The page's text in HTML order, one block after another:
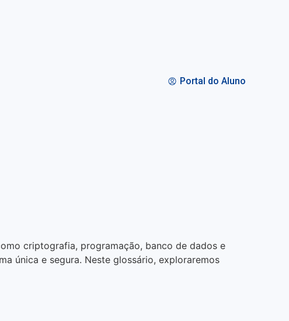
Portal do Aluno
criptografia, programação, banco de dados e
única e segura. Neste glossário, exploraremos